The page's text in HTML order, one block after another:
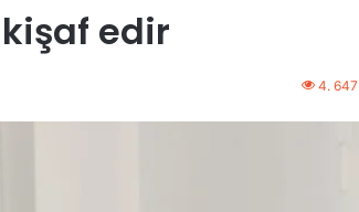
edir
4. 647